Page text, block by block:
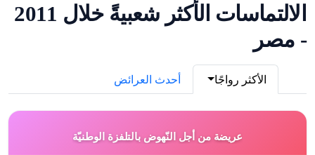
الالتماسات الأكثر شعبيةً خلال 2011
- مصر
الأكثر رواجًا أحدث العرائض
عريضة من أجل النّهوض بالتلفزة الوطنيّة